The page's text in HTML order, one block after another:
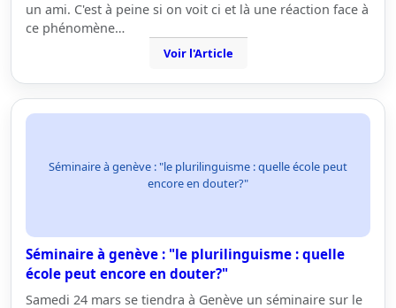
un ami. C'est à peine si on voit ci et là une réaction face à
ce phénomène…
Voir l'Article
Séminaire à genève : "le plurilinguisme : quelle école peut
encore en douter?"
Séminaire à genève : "le plurilinguisme : quelle
école peut encore en douter?"
Samedi 24 mars se tiendra à Genève un séminaire sur le